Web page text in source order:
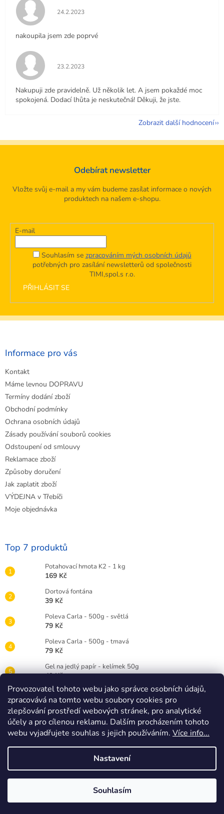
Provozovatel tohoto webu jako správce osobních údajů,
zpracovává na tomto webu soubory cookies pro
zlepšování prostředí webových stránek, pro analytické
účely a pro cílenou reklamu. Dalším procházením tohoto
webu vyjadřujete souhlas s jejich používáním. Více info...
Nastavení
Souhlasím
Hodnocení obchodu je 5 z 5 hvězdiček.
24.2.2023
nakoupila jsem zde poprvé
Hodnocení obchodu je 5 z 5 hvězdiček.
23.2.2023
Nakupuji zde pravidelně. Už několik let. A jsem pokaždé moc
spokojená. Dodací lhůta je neskutečná! Děkuji, že jste.
Zobrazit další hodnocení
Odebírat newsletter
Vložte svůj e-mail a my vám budeme zasílat informace o nových
produktech na našem e-shopu.
E-mail
Souhlasím se zpracováním mých osobních údajů
potřebných pro zasílání newsletterů od společnosti
TIMI,spol.s r.o.
PŘIHLÁSIT SE
Z
Informace pro vás
Kontakt
Máme levnou DOPRAVU
Termíny dodání zboží
Obchodní podmínky
Ochrana osobních údajů
Zásady používání souborů cookies
Odstoupení od smlouvy
Reklamace zboží
Způsoby doručení
Jak zaplatit zboží
VÝDEJNA v Třebíči
Moje objednávka
Top 7 produktů
Potahovací hmota K2 - 1 kg
169 Kč
Dortová fontána
39 Kč
Poleva Carla - 500g - světlá
79 Kč
Poleva Carla - 500g - tmavá
79 Kč
Gel na jedlý papír - kelímek 50g
49 Kč
Gelová barva Wilton 28g - červená RED
89 Kč
Dortová svíčka číslice bílá - 3
25 Kč
Vytvořil Shoptet
Timidekor. Všechna práva vyhrazena.